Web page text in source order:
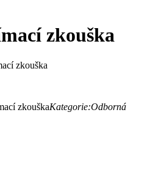
zkouška
zkouška
zkouškaKategorie:Odborná